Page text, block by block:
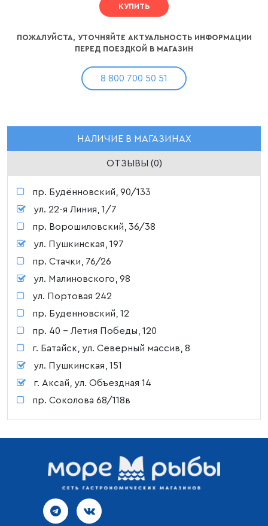
КУПИТЬ
ПОЖАЛУЙСТА, УТОЧНЯЙТЕ АКТУАЛЬНОСТЬ ИНФОРМАЦИИ
ПЕРЕД ПОЕЗДКОЙ В МАГАЗИН
8 800 700 50 51
НАЛИЧИЕ В МАГАЗИНАХ
ОТЗЫВЫ (0)
пр. Будённовский, 90/133
ул. 22-я Линия, 1/7
пр. Ворошиловский, 36/38
ул. Пушкинская, 197
пр. Стачки, 76/26
ул. Малиновского, 98
ул. Портовая 242
пр. Буденновский, 12
пр. 40 - Летия Победы, 120
г. Батайск, ул. Северный массив, 8
ул. Пушкинская, 151
г. Аксай, ул. Объездная 14
пр. Соколова 68/118в